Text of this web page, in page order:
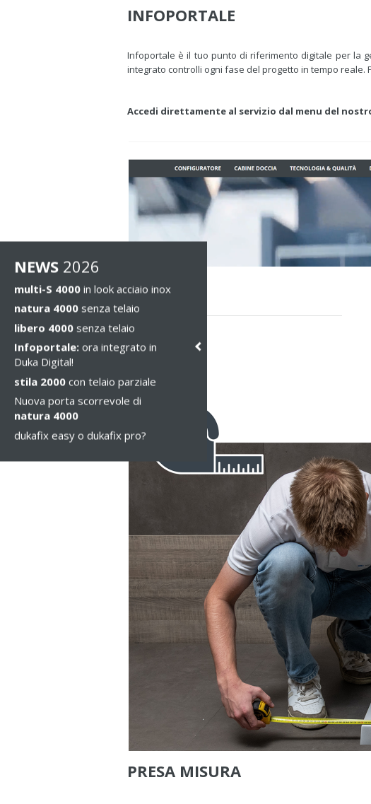
INFOPORTALE
Infoportale è il tuo punto di riferimento digitale per la
integrato controlli ogni fase del progetto in tempo
Accedi direttamente al servizio dal menu del
PRESA MISURA
NEWS 2026
multi-S 4000 in look acciaio inox
natura 4000 senza telaio
libero 4000 senza telaio
Infoportale: ora integrato in
Duka Digital!
stila 2000 con telaio parziale
Nuova porta scorrevole di
natura 4000
dukafix easy o dukafix pro?